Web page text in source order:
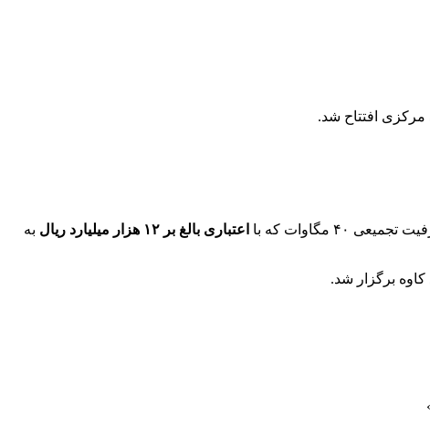
مرکزی افتتاح شد.
۴۰ مگاوات که با اعتباری بالغ بر ۱۲ هزار میلیارد ریال
به